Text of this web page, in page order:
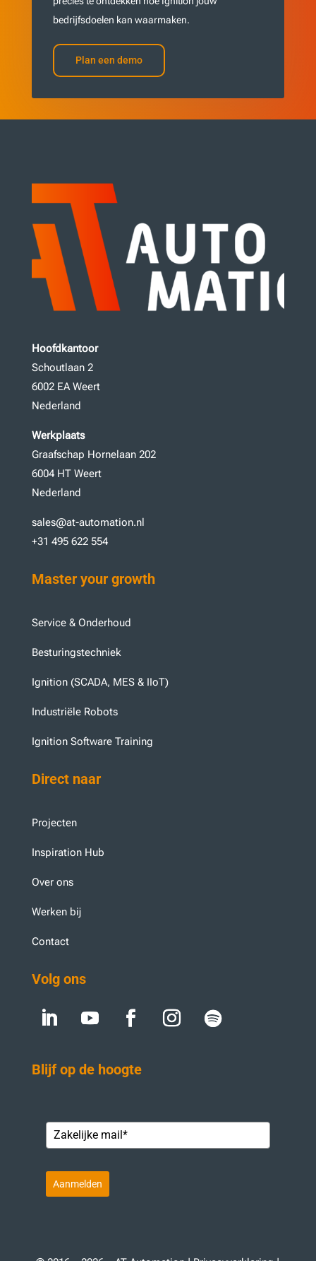
bedrijfsdoelen kan waarmaken.
Plan een demo
Hoofdkantoor
Schoutlaan 2
6002 EA Weert
Nederland
Werkplaats
Graafschap Hornelaan 202
6004 HT Weert
Nederland
sales@at-automation.nl
+31 495 622 554
Master your growth
Service & Onderhoud
Besturingstechniek
Ignition (SCADA, MES & IIoT)
Industriële Robots
Ignition Software Training
Direct naar
Projecten
Inspiration Hub
Over ons
Werken bij
Contact
Volg ons
Blijf op de hoogte
Aanmelden